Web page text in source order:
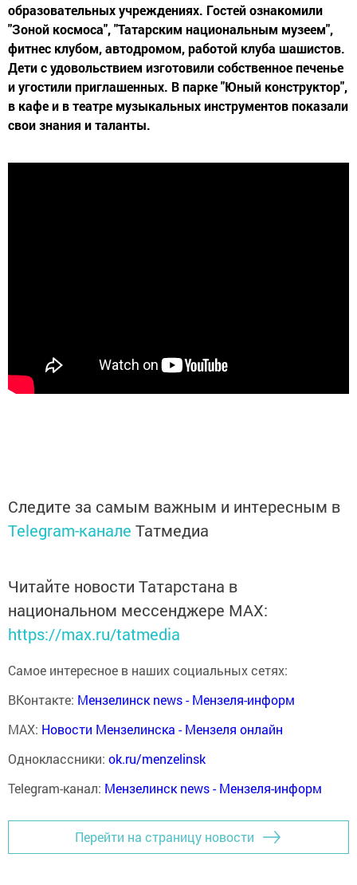
образовательных учреждениях. Гостей ознакомили
"Зоной космоса", "Татарским национальным музеем",
фитнес клубом, автодромом, работой клуба шашистов.
Дети с удовольствием изготовили собственное печенье
и угостили приглашенных. В парке "Юный конструктор",
в кафе и в театре музыкальных инструментов показали
свои знания и таланты.
Следите за самым важным и интересным в
Telegram-канале Татмедиа
Читайте новости Татарстана в
национальном мессенджере MАХ:
https://max.ru/tatmedia
Самое интересное в наших социальных сетях:
ВКонтакте: Мензелинск news - Мензеля-информ
MAX: Новости Мензелинска - Мензеля онлайн
Одноклассники: ok.ru/menzelinsk
Telegram-канал: Мензелинск news - Мензеля-информ
Перейти на страницу новости